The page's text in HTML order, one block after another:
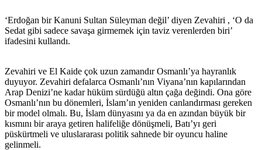
‘Erdoğan bir Kanuni Sultan Süleyman değil’ diyen Zevahiri , ‘O da
Sedat gibi sadece savaşa girmemek için taviz verenlerden biri’
ifadesini kullandı.
Zevahiri ve El Kaide çok uzun zamandır Osmanlı’ya hayranlık
duyuyor. Zevahiri defalarca Osmanlı’nın Viyana’nın kapılarından
Arap Denizi’ne kadar hüküm sürdüğü altın çağa değindi. Ona göre
Osmanlı’nın bu dönemleri, İslam’ın yeniden canlandırması gereken
bir model olmalı. Bu, İslam dünyasını ya da en azından büyük bir
kısmını bir araya getiren halifeliğe dönüşmeli, Batı’yı geri
püskürtmeli ve uluslararası politik sahnede bir oyuncu haline
gelinmeli.